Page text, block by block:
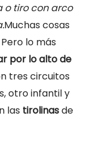
o tiro con arco
Muchas cosas
lo más
por lo alto de
tres circuitos
otro infantil y
las tirolinasde